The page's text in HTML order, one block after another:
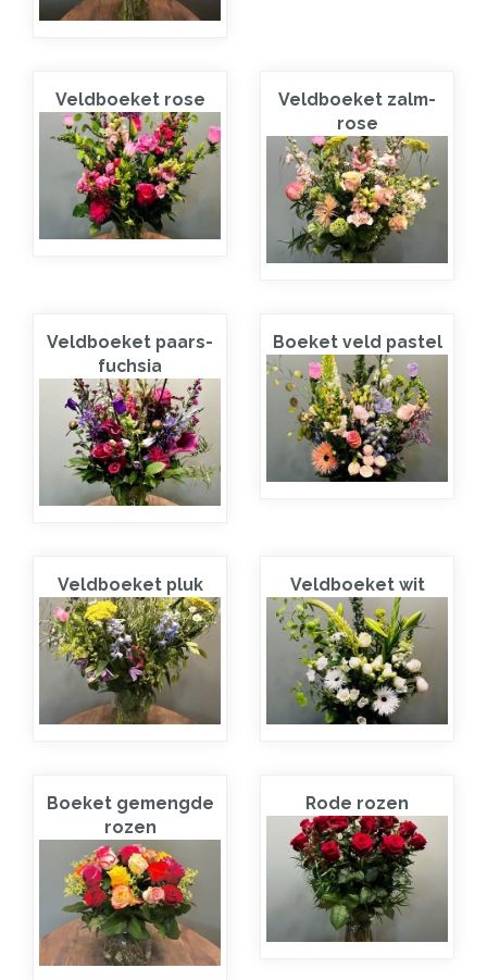
Veldboeket rose
Veldboeket zalm-
rose
Veldboeket paars-
fuchsia
Boeket veld pastel
Veldboeket pluk Veldboeket wit
Boeket gemengde
rozen
Rode rozen